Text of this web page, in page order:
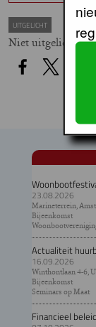
UITGELICHT
Niet uitgelicht
23.08.2026
Marineterrein,
Bijeenkomst
Actualiteit
16.09.2026
Winthontlaan 4-6,
Bijeenkomst
Seminars op Maat
Financieel